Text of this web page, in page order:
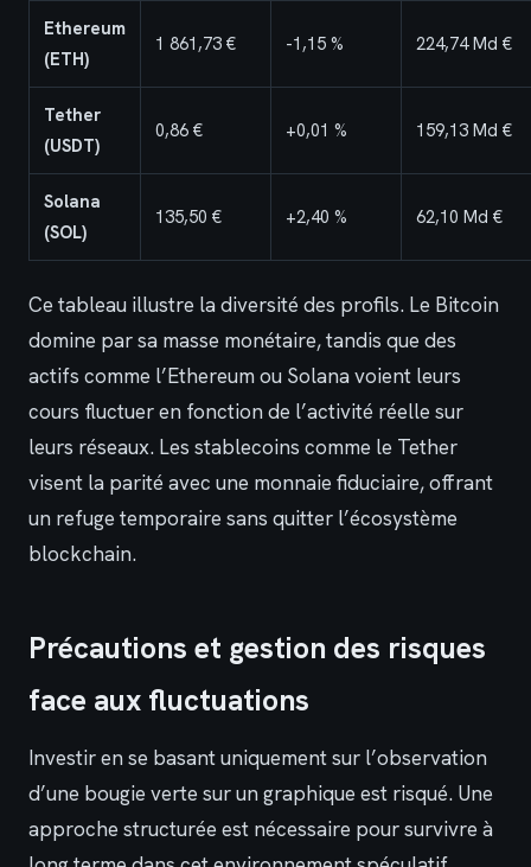
Ethereum
(ETH)
1 861,73 € -1,15 % 224,74 Md €
Tether
(USDT)
0,86 € +0,01 % 159,13 Md €
Solana
(SOL)
135,50 € +2,40 % 62,10 Md €
Ce tableau illustre la diversité des profils. Le Bitcoin
domine par sa masse monétaire, tandis que des
actifs comme l’Ethereum ou Solana voient leurs
cours fluctuer en fonction de l’activité réelle sur
leurs réseaux. Les stablecoins comme le Tether
visent la parité avec une monnaie fiduciaire, offrant
un refuge temporaire sans quitter l’écosystème
blockchain.
Précautions et gestion des risques
face aux fluctuations
Investir en se basant uniquement sur l’observation
d’une bougie verte sur un graphique est risqué. Une
approche structurée est nécessaire pour survivre à